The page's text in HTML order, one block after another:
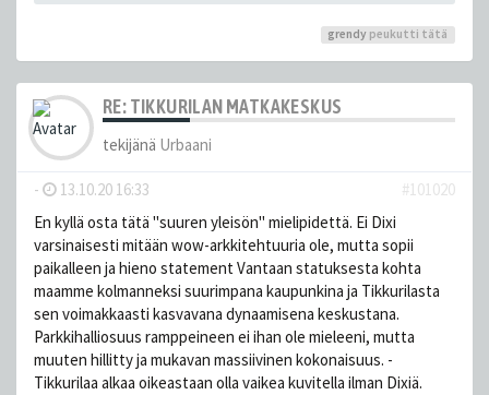
grendy peukutti tätä
RE: TIKKURILAN MATKAKESKUS
tekijänä Urbaani
- 13.10.20 16:33
#101020
En kyllä osta tätä "suuren yleisön" mielipidettä. Ei Dixi
varsinaisesti mitään wow-arkkitehtuuria ole, mutta sopii
paikalleen ja hieno statement Vantaan statuksesta kohta
maamme kolmanneksi suurimpana kaupunkina ja Tikkurilasta
sen voimakkaasti kasvavana dynaamisena keskustana.
Parkkihalliosuus ramppeineen ei ihan ole mieleeni, mutta
muuten hillitty ja mukavan massiivinen kokonaisuus. -
Tikkurilaa alkaa oikeastaan olla vaikea kuvitella ilman Dixiä.